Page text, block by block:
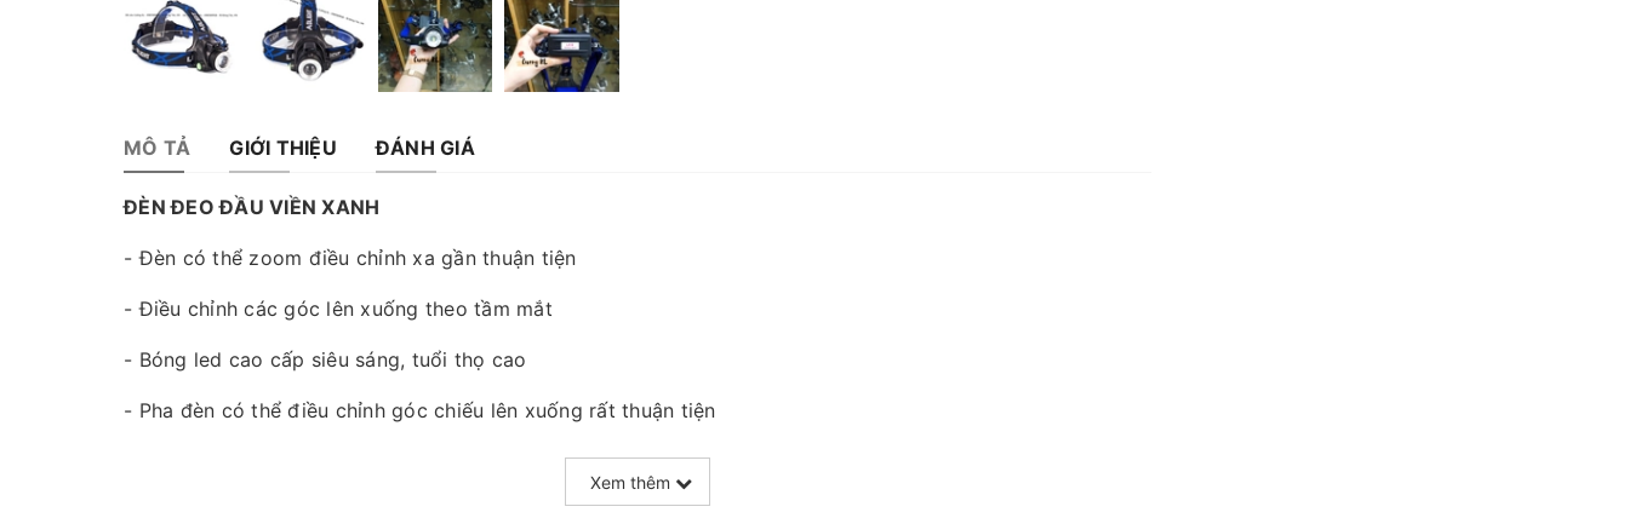
MÔ TẢ GIỚI THIỆU ĐÁNH GIÁ
ĐÈN ĐEO ĐẦU VIỀN XANH
- Đèn có thể zoom điều chỉnh xa gần thuận tiện
- Điều chỉnh các góc lên xuống theo tầm mắt
- Bóng led cao cấp siêu sáng, tuổi thọ cao
- Pha đèn có thể điều chỉnh góc chiếu lên xuống rất thuận tiện
- Trang bị 2 Pin lithium cao cấp chính hãng siêu bền bỉ, cực khỏe, lỗ cắm sạc trực tiếp trên đèn rất thuận
Xem thêm